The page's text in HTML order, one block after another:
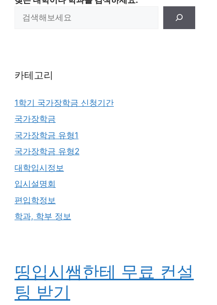
카테고리
1학기 국가장학금 신청기간
국가장학금
국가장학금 유형1
국가장학금 유형2
대학입시정보
입시설명회
편입학정보
학과, 학부 정보
띵입시쌤한테 무료 컨설
팅 받기